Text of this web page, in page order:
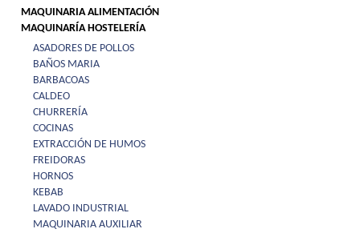
MAQUINARIA ALIMENTACIÓN
MAQUINARÍA HOSTELERÍA
ASADORES DE POLLOS
BAÑOS MARIA
BARBACOAS
CALDEO
CHURRERÍA
COCINAS
EXTRACCIÓN DE HUMOS
FREIDORAS
HORNOS
KEBAB
LAVADO INDUSTRIAL
MAQUINARIA AUXILIAR